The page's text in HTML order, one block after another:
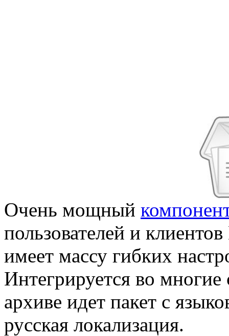
Очень мощный
пользователей и
имеет массу гибких
Интегрируется во
архиве идет пакет с
русская локализация.